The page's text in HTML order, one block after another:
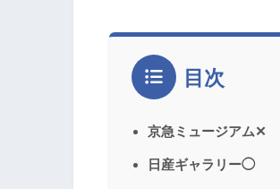
目次
京急ミュージアム✕
日産ギャラリー◯